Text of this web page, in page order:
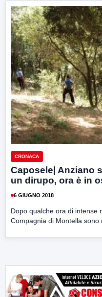
CRONACA
Caposele| Anziano
un dirupo, ora è in
6 GIUGNO 2018
Dopo qualche ora di intense
Compagnia di Montella